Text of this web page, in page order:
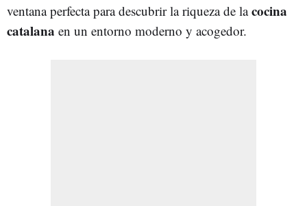
ventana perfecta para descubrir la riqueza de lacocina
catalana en un entorno moderno y acogedor.